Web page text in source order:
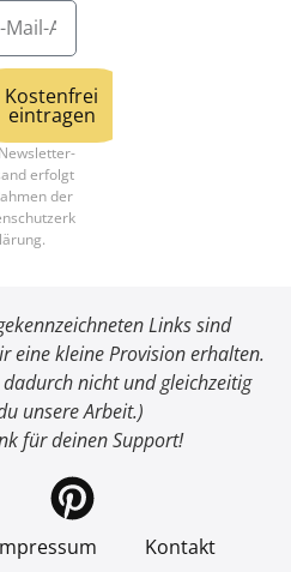
Kostenfrei
eintragen
erfolgt
der
lärung.
Links sind
eine kleine Provision erhalten.
nicht und gleichzeitig
unsere Arbeit.)
für deinen Support!
Kontakt